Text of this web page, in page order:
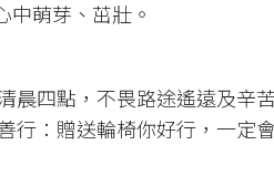
萌芽、茁壯。
晨四點，不畏路途遙遠及辛
行：贈送輪椅你好行，一定